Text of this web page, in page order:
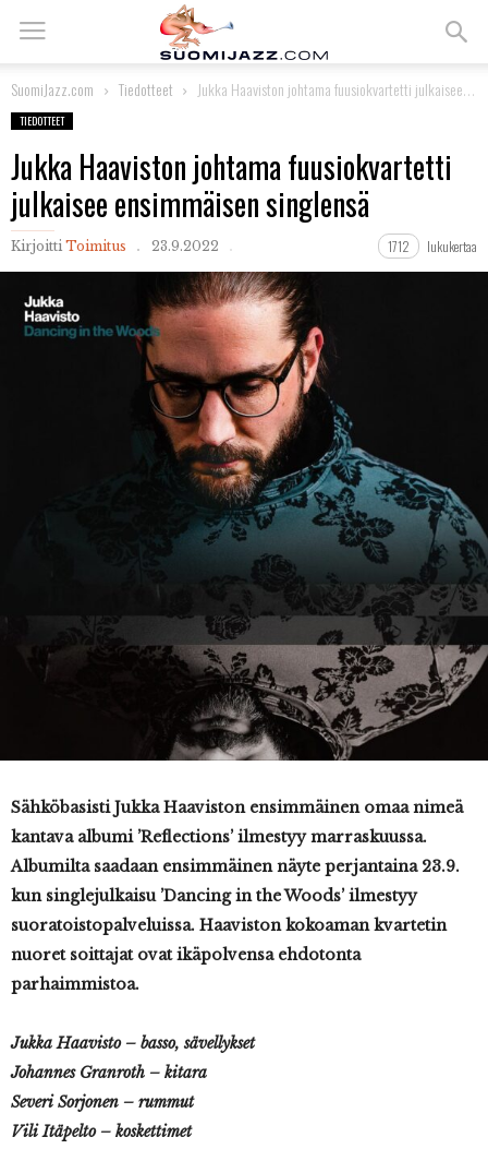
SuomiJazz.com Tiedotteet Jukka Haaviston johtama fuusiokvartetti julkaisee ensimmäisen singlensä
TIEDOTTEET
Jukka Haaviston johtama fuusiokvartetti
julkaisee ensimmäisen singlensä
Kirjoitti Toimitus 23.9.2022 1712 lukukertaa
Sähköbasisti Jukka Haaviston ensimmäinen omaa nimeä
kantava albumi ’Reflections’ ilmestyy marraskuussa.
Albumilta saadaan ensimmäinen näyte perjantaina 23.9.
kun singlejulkaisu ’Dancing in the Woods’ ilmestyy
suoratoistopalveluissa. Haaviston kokoaman kvartetin
nuoret soittajat ovat ikäpolvensa ehdotonta
parhaimmistoa.
Jukka Haavisto – basso, sävellykset
Johannes Granroth – kitara
Severi Sorjonen – rummut
Vili Itäpelto – koskettimet